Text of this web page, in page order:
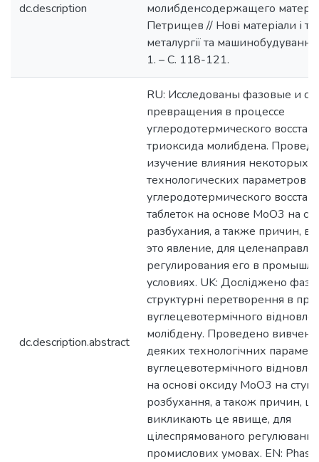
dc.description
молибденсодержащего
Петрищев // Нові матеріали і
металургії та
1. – С. 118-121.
dc.description.abstract
RU: Исследованы фазовые и
превращения в процессе
углеродотермического
триоксида молибдена.
изучение влияния некоторых
технологических параметров
углеродотермического
таблеток на основе MoO3 на
разбухания, а также причин,
это явление, для
регулирования его в
условиях. UK: Досліджено
структурні перетворення в
вуглецевотермічного
молібдену. Проведено
деяких технологічних
вуглецевотермічного
на основі оксиду МоО3 на
розбухання, а також причин,
викликають це явище, для
цілеспрямованого
промислових умовах. EN: Phase